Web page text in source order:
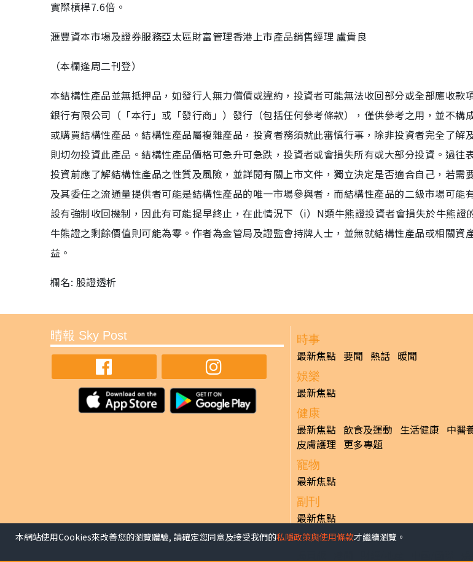
實際槓桿7.6倍。
滙豐資本市場及證券服務亞太區財富管理香港上市產品銷售經理 盧貴良
（本欄逢周二刊登）
本結構性產品並無抵押品，如發行人無力償債或違約，投資者可能無法收回部分或全部應收款
銀行有限公司（「本行」或「發行商」）發行（包括任何參考條款），僅供參考之用，並不構
或購買結構性產品。結構性產品屬複雜產品，投資者務須就此審慎行事，除非投資者完全了解
則切勿投資此產品。結構性產品價格可急升可急跌，投資者或會損失所有或大部分投資。過往
投資前應了解結構性產品之性質及風險，並詳閱有關上市文件，獨立決定是否適合自己，若需
及其委任之流通量提供者可能是結構性產品的唯一市場參與者，而結構性產品的二級市場可能
設有強制收回機制，因此有可能提早終止，在此情況下（i）N類牛熊證投資者會損失於牛熊證
牛熊證之剩餘價值則可能為零。作者為金管局及證監會持牌人士，並無就結構性產品或相關資
益。
欄名: 股證透析
晴報 Sky Post 時事
最新焦點 要聞 熱話 暖聞
娛樂
最新焦點
健康
最新焦點 飲食及運動 生活健康 中醫
皮膚護理 更多專題
寵物
最新焦點
副刊
最新焦點
日報
本網站使用Cookies來改善您的瀏覽體驗, 請確定您同意及接受我們的私隱政策與使用條款才繼續瀏覽。